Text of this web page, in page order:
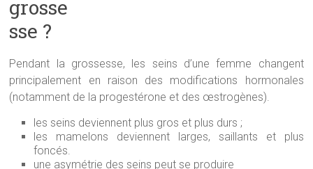
grosse
sse ?
Pendant la grossesse, les seins d’une femme changent
principalement en raison des modifications hormonales
(notamment de la progestérone et des œstrogènes).
les seins deviennent plus gros et plus durs ;
les mamelons deviennent larges, saillants et plus
foncés.
une asymétrie des seins peut se produire